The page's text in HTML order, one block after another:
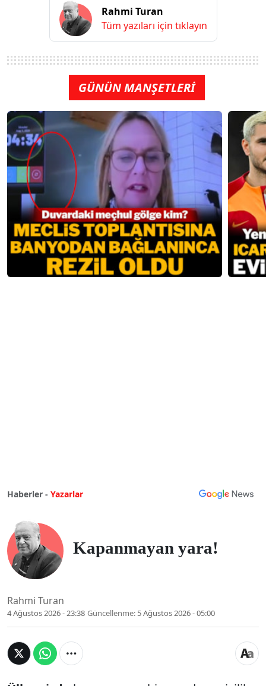
Rahmi Turan
Tüm yazıları için tıklayın
GÜNÜN MANŞETLERİ
Haberler - Yazarlar
Kapanmayan yara!
Rahmi Turan
4 Ağustos 2026 - 23:38 Güncellenme: 5 Ağustos 2026 - 05:00